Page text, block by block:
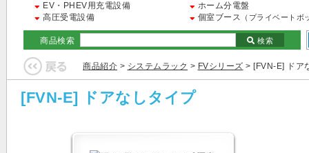
EV・PHEV用充電設備
ホーム分電盤
高圧受電設備
個室ブース （プライベートボ
商品検索 検索
商品紹介 > システムラック > FVシリーズ > [FVN-E] ドア
[FVN-E] ドアなしタイプ